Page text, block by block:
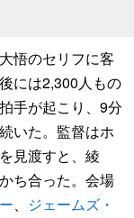
悟のセリフに客
には2,300人もの
手が起こり、9分
いた。監督はホ
見渡すと、綾
ち合った。会場
、 ジェームズ・